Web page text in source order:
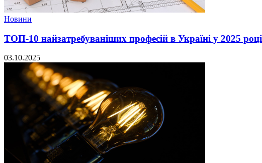
Новини
ТОП-10 найзатребуваніших професій в Україні у 2025 році
03.10.2025